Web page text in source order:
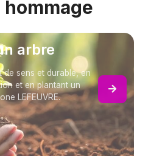
hommage
arbre
de sens et durable, en
et en plantant un
LEFEUVRE.